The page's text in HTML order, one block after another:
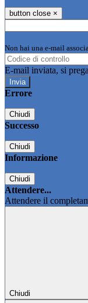
button close ×
Non hai una e-mail
E-mail inviata, si
Errore
Chiudi
Successo
Chiudi
Informazione
Chiudi
Attendere...
Attendere il
Chiudi